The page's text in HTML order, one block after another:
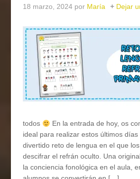
18 marzo, 2024 por María Dejar
todos
En la entrada de hoy, os
ideal para realizar estos últimos días
divertido reto de lengua en el que
descifrar el refrán oculto. Una
la conciencia fonológica en el aula,